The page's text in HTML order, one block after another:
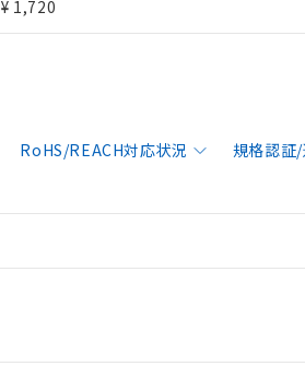
¥ 1,720
RoHS/REACH対応状況 規格認証